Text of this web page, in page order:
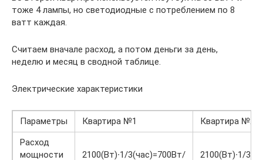
тоже 4 лампы, но светодиодные с потреблением по 8
ватт каждая.
Считаем вначале расход, а потом деньги за день,
неделю и месяц в сводной таблице.
Электрические характеристики
Параметры Квартира №1
Квартира №2
Расход
мощности
2100(Вт)∙1/3(час)=700Вт/
2100(Вт)∙1/